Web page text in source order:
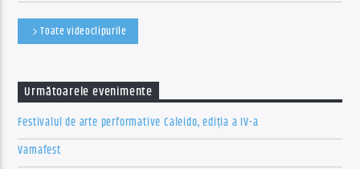
Toate videoclipurile
Următoarele evenimente
Festivalul de arte performative Caleido, ediția a IV-a
Vamafest